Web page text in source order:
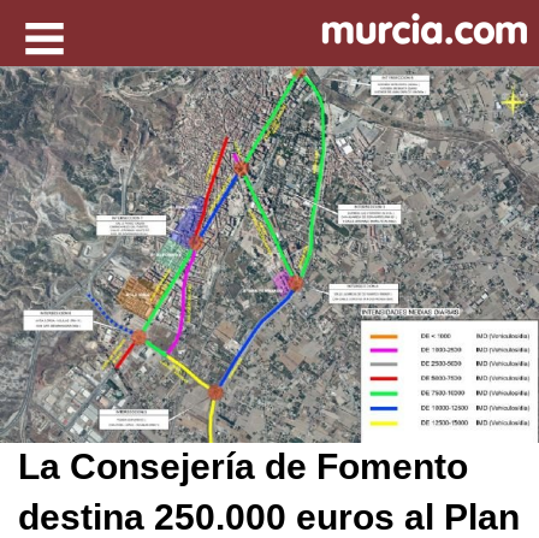
La Consejería de Fomento
destina 250.000 euros al Plan